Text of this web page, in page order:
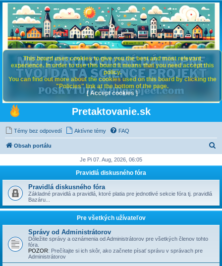
Pretaktovanie.sk
Témy bez odpovedí Aktívne témy FAQ
Obsah portálu
d
ť
Je Pi 07. Aug, 2026, 06:05
Pravidlá diskusného fóra
Pravidlá diskusného fóra
Základné pravidlá a pravidlá, ktoré platia pre jednotlivé sekcie fóra tj. pravidlá
Bazáru...
Pre všetkých užívateľov
Správy od Administrátorov
Dôležite správy a oznámenia od Administrátorov pre všetkých členov tohto
fóra.
POZOR: Prečí­tajte si ich skôr, ako začnete písať správu v správach pre
Administrátorov
This board uses cookies to give you the best and most relevant
experience. In order to use this board it means that you need accept this
policy.
You can find out more about the cookies used on this board by clicking the
"Policies" link at the bottom of the page.
[ Accept cookies ]